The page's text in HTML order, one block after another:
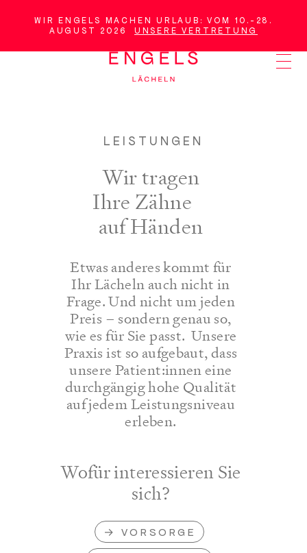
Hauptinhalt
WICHTIGE
NACHRICHT
WIR ENGELS MACHEN URLAUB: VOM 10.-28.
AUGUST 2026 UNSERE VERTRETUNG
LEISTUNGEN
Wir tragen
Ihre Zähne
auf Händen
Etwas anderes kommt für
Ihr Lächeln auch nicht in
Frage. Und nicht um jeden
Preis – sondern genau so,
wie es für Sie passt. Unsere
Praxis ist so aufgebaut, dass
unsere Patient:innen eine
durchgängig hohe Qualität
auf jedem Leistungsniveau
erleben.
Wofür interessieren Sie
sich?
VORSORGE